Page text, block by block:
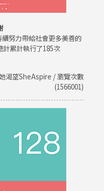
努力帶給社會更多美善的
計累計執行了185次
渴望SheAspire / 瀏覽次數
(1566001)